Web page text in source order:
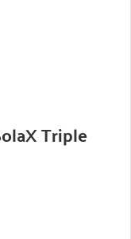
Triple